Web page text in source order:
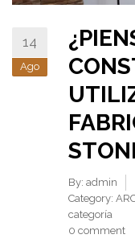
14
Ago
By: admin
Category:
categoría
0 comment